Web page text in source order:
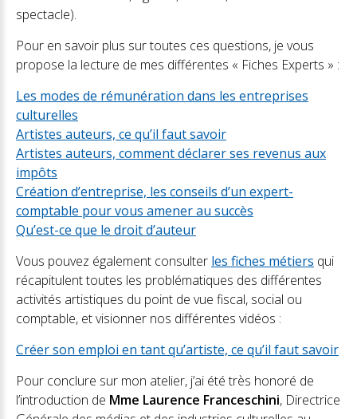
spectacle).
Pour en savoir plus sur toutes ces questions, je vous
propose la lecture de mes différentes « Fiches Experts » :
Les modes de rémunération dans les entreprises
culturelles
Artistes auteurs, ce qu’il faut savoir
Artistes auteurs, comment déclarer ses revenus aux
impôts
Création d’entreprise, les conseils d’un expert-
comptable pour vous amener au succès
Qu’est-ce que le droit d’auteur
Vous pouvez également consulter les fiches métiers qui
récapitulent toutes les problématiques des différentes
activités artistiques du point de vue fiscal, social ou
comptable, et visionner nos différentes vidéos :
Créer son emploi en tant qu’artiste, ce qu’il faut savoir
Pour conclure sur mon atelier, j’ai été très honoré de
l’introduction de Mme Laurence Franceschini, Directrice